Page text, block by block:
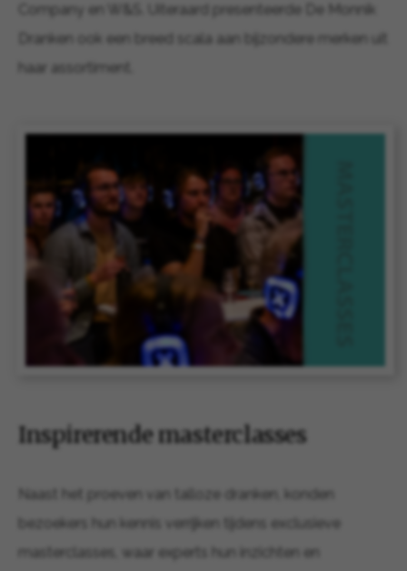
Company en W&S. Uiteraard presenteerde De Monnik
Dranken ook een breed scala aan bijzondere merken uit
haar assortiment.
Inspirerende masterclasses
Naast het proeven van talloze dranken, konden
bezoekers hun kennis verrijken tijdens exclusieve
masterclasses, waar experts hun inzichten en